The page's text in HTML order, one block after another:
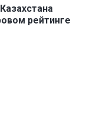
рейтинге